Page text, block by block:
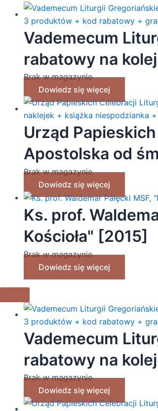
Vademecum
rabatowy na
produktów + kod
Brak w magazynie
Dowiedz się więcej
Urząd
Apostolska od
naklejek +
Brak w magazynie
Dowiedz się więcej
Ks. prof.
Kościoła" [2015]
Brak w magazynie
Dowiedz się więcej
Vademecum
rabatowy na
produktów + kod
Brak w magazynie
Dowiedz się więcej